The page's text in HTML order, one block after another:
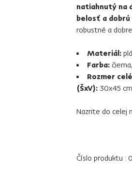
natiahnutý na
belosť a
robustné a dobre
Materiál:
Farba:
Rozmer
(ŠxV): 30x45 cm
Nazrite do celej
Číslo produktu :